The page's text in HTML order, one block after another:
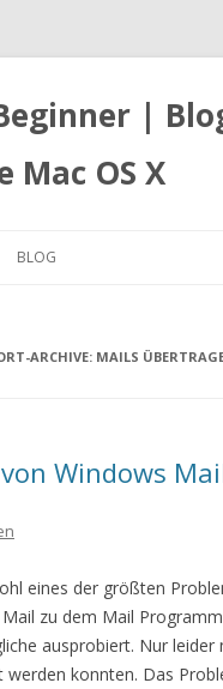
|
Mac OS X
BLOG
ARCHIVE: MAILS
Windows
eines der größten
zu dem Mail
ausprobiert. Nur
konnten. Das